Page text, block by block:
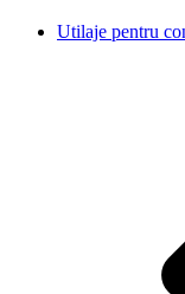
Utilaje pentru